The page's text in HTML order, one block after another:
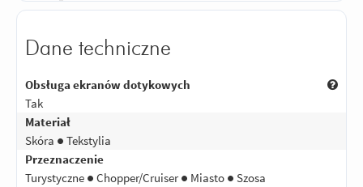
Dane techniczne
Obsługa ekranów dotykowych
Tak
Materiał
Skóra ● Tekstylia
Przeznaczenie
Turystyczne ● Chopper/Cruiser ● Miasto ● Szosa